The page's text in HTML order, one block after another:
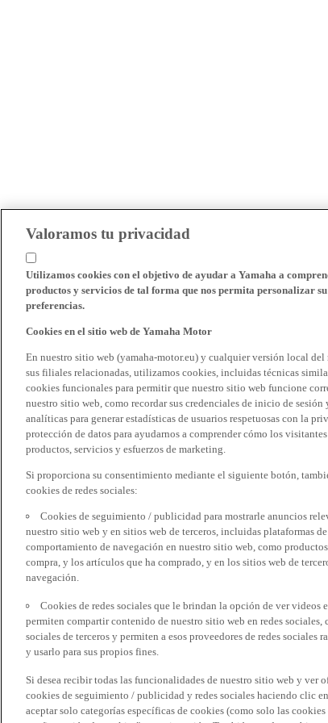
Valoramos tu privacidad
Utilizamos cookies con el objetivo de ayudar a Yamaha a
productos y servicios de tal forma que nos permita personalizar
preferencias.
Cookies en el sitio web de Yamaha Motor
En nuestro sitio web (yamaha-motor.eu) y cualquier versión local
sus filiales relacionadas, utilizamos cookies, incluidas técnicas
cookies funcionales para permitir que nuestro sitio web funcione
nuestro sitio web, como recordar sus credenciales de inicio de
analíticas para generar estadísticas de usuarios respetuosas con la
protección de datos para ayudarnos a comprender cómo los
productos, servicios y esfuerzos de marketing.
Si proporciona su consentimiento mediante el siguiente botón,
cookies de redes sociales:
Cookies de seguimiento / publicidad para mostrarle anuncios
nuestro sitio web y en sitios web de terceros, incluidas plataformas
comportamiento de navegación en nuestro sitio web, como
compra, y los artículos que ha comprado, y en los sitios web de
navegación.
Cookies de redes sociales que le brindan la opción de ver
permiten compartir contenido de nuestro sitio web en redes sociales,
sociales de terceros y permiten a esos proveedores de redes
y usarlo para sus propios fines.
Si desea recibir todas las funcionalidades de nuestro sitio web y ver
cookies de seguimiento / publicidad y redes sociales haciendo clic
aceptar solo categorías específicas de cookies (como solo las